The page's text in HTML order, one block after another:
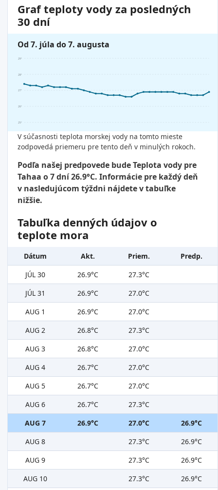
Graf teploty vody za posledných
30 dní
Od 7. júla do 7. augusta
25°
26°
27°
28°
29°
V súčasnosti teplota morskej vody na tomto mieste
zodpovedá priemeru pre tento deň v minulých rokoch.
Podľa našej predpovede bude Teplota vody pre
Tahaa o 7 dní 26.9°C. Informácie pre každý deň
v nasledujúcom týždni nájdete v tabuľke
nižšie.
Tabuľka denných údajov o
teplote mora
Dátum Akt. Priem.
Predp.
JÚL 30
26.9°C
27.3°C
JÚL 31
26.9°C
27.0°C
AUG 1
26.9°C
27.0°C
AUG 2
26.8°C
27.3°C
AUG 3
26.8°C
27.0°C
AUG 4
26.7°C
27.0°C
AUG 5
26.7°C
27.0°C
AUG 6
26.7°C
27.3°C
AUG 7
26.9°C 27.0°C
26.9°C
AUG 8
27.3°C
26.9°C
AUG 9
27.3°C
26.9°C
AUG 10
27.3°C 26.9°C